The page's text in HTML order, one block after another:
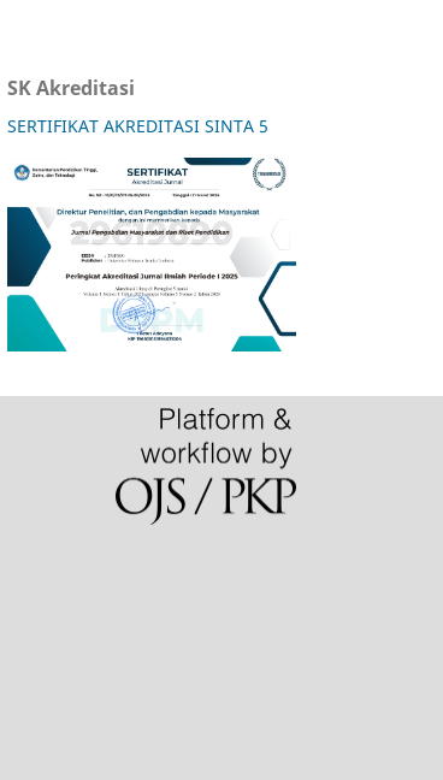
SK Akreditasi
SERTIFIKAT AKREDITASI SINTA 5